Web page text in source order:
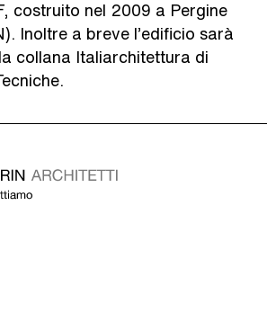
costruito nel 2009 a Pergine
Inoltre a breve l’edificio sarà
collana Italiarchitettura di